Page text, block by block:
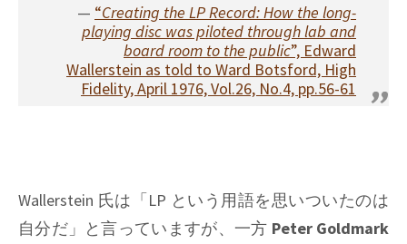
“Creating the LP Record: How the long-
playing disc was piloted through lab and
board room to the public”, Edward
Wallerstein as told to Ward Botsford, High
Fidelity, April 1976, Vol.26, No.4, pp.56-61
Wallerstein 氏は「LP という用語を思いついたのは
自分だ」と言っていますが、一方 Peter Goldmark